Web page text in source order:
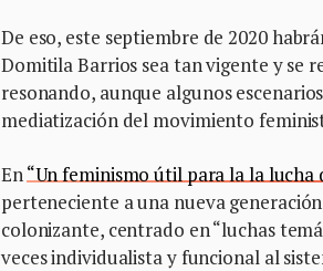
De eso, este septiembre de 2020
Domitila Barrios sea tan vigente y se
resonando, aunque algunos
mediatización del movimiento
En“Un feminismo útil para la la lucha
perteneciente a una nueva
colonizante, centrado en “luchas
veces individualista y funcional al